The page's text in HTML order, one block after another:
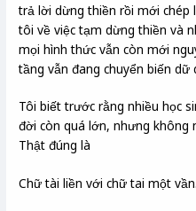
trả lời dừng thiền rồi mới chép
tôi về việc tạm dừng thiền và
mọi hình thức vẫn còn mới
tầng vẫn đang chuyển biến dữ
Tôi biết trước rằng nhiều học
đời còn quá lớn, nhưng không
Thật đúng là
Chữ tài liền với chữ tai một vần.